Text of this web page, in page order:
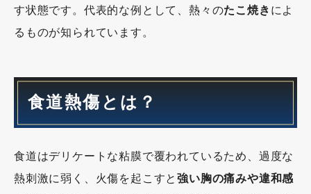
す状態です。代表的な例として、熱々のたこ焼き によ
るものが知られています。
食道熱傷とは？
食道はデリケートな粘膜で覆われているため、過度な
熱刺激に弱く、火傷を起こすと強い胸の痛みや違和感